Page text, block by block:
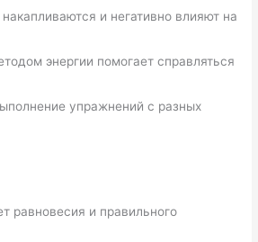
и негативно влияют на
энергии помогает справляться
упражнений с разных
равновесия и правильного